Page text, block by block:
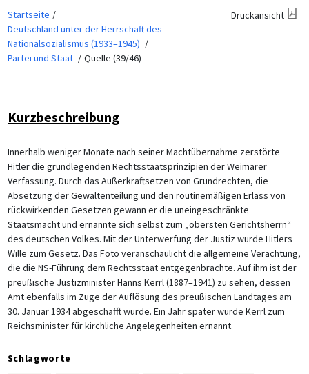
Startseite
Deutschland unter der Herrschaft des
Nationalsozialismus (1933–1945)
Partei und Staat
Quelle (39/46)
Druckansicht
Kurzbeschreibung
Innerhalb weniger Monate nach seiner Machtübernahme zerstörte
Hitler die grundlegenden Rechtsstaatsprinzipien der Weimarer
Verfassung. Durch das Außerkraftsetzen von Grundrechten, die
Absetzung der Gewaltenteilung und den routinemäßigen Erlass von
rückwirkenden Gesetzen gewann er die uneingeschränkte
Staatsmacht und ernannte sich selbst zum „obersten Gerichtsherrn“
des deutschen Volkes. Mit der Unterwerfung der Justiz wurde Hitlers
Wille zum Gesetz. Das Foto veranschaulicht die allgemeine Verachtung,
die die NS-Führung dem Rechtsstaat entgegenbrachte. Auf ihm ist der
preußische Justizminister Hanns Kerrl (1887–1941) zu sehen, dessen
Amt ebenfalls im Zuge der Auflösung des preußischen Landtages am
30. Januar 1934 abgeschafft wurde. Ein Jahr später wurde Kerrl zum
Reichsminister für kirchliche Angelegenheiten ernannt.
Schlagworte